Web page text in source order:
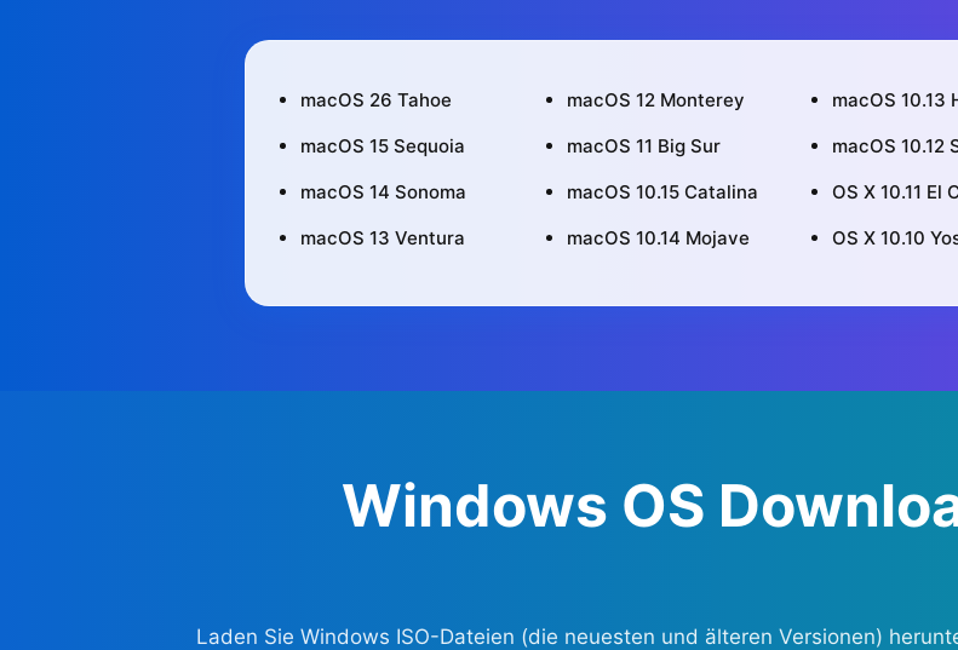
macOS 26 Tahoe
macOS 15 Sequoia
macOS 14 Sonoma
macOS 13 Ventura
macOS 12 Monterey
macOS 11 Big Sur
macOS 10.15 Catalina
macOS 10.14 Mojave
macOS 10.13
macOS 10.12
OS X 10.11 El
OS X 10.10
Windows OS
Laden Sie Windows ISO-Dateien (die neuesten und älteren Versionen)